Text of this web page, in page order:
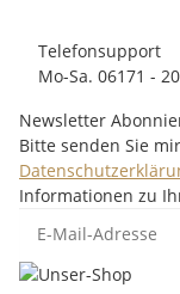
Telefonsupport
Mo-Sa. 06171 -
Newsletter
Bitte senden Sie
Informationen zu